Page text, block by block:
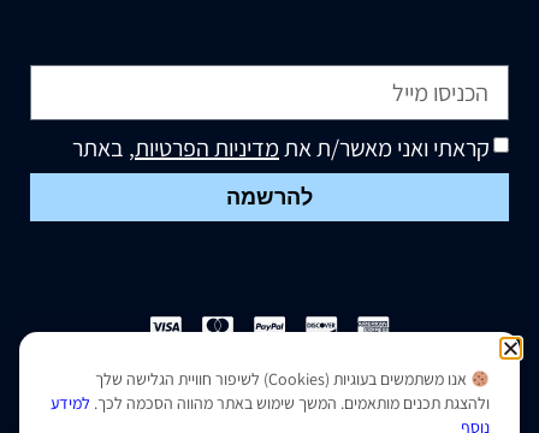
קראתי ואני מאשר/ת אתמדיניות הפרטיות, באתר
להרשמה
הצהרת נגישות|מדיניות פרטיות
אנו משתמשים בעוגיות (Cookies) לשיפור חוויית הגלישה שלך
ולהצגת תכנים מותאמים. המשך שימוש באתר מהווה הסכמה לכך. למידע
נוסף